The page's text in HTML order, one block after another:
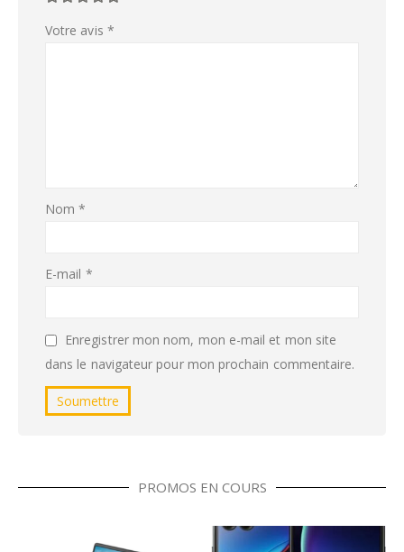
Votre avis *
Nom*
E-mail *
Enregistrer mon nom, mon e-mail et mon site
dans le navigateur pour mon prochain commentaire.
PROMOS EN COURS